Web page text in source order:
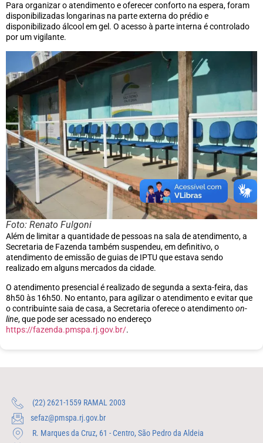
Para organizar o atendimento e oferecer conforto na espera, foram
disponibilizadas longarinas na parte externa do prédio e
disponibilizado álcool em gel. O acesso à parte interna é controlado
por um vigilante.
Foto: Renato Fulgoni
Além de limitar a quantidade de pessoas na sala de atendimento, a
Secretaria de Fazenda também suspendeu, em definitivo, o
atendimento de emissão de guias de IPTU que estava sendo
realizado em alguns mercados da cidade.
O atendimento presencial é realizado de segunda a sexta-feira, das
8h50 às 16h50. No entanto, para agilizar o atendimento e evitar que
o contribuinte saia de casa, a Secretaria oferece o atendimentoon-
line, que pode ser acessado no endereço
https://fazenda.pmspa.rj.gov.br/.
(22) 2621-1559 RAMAL 2003
sefaz@pmspa.rj.gov.br
R. Marques da Cruz, 61 - Centro, São Pedro da Aldeia